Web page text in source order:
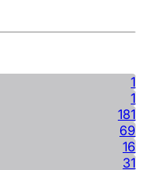
1
1
181
69
16
31